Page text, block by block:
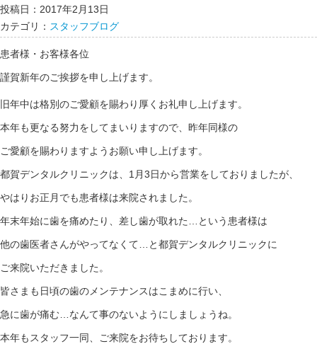
投稿日：2017年2月13日
カテゴリ： スタッフブログ
患者様・お客様各位
謹賀新年のご挨拶を申し上げます。
旧年中は格別のご愛顧を賜わり厚くお礼申し上げます。
本年も更なる努力をしてまいりますので、昨年同様の
ご愛顧を賜わりますようお願い申し上げます。
都賀デンタルクリニックは、1月3日から営業をしておりましたが、
やはりお正月でも患者様は来院されました。
年末年始に歯を痛めたり、差し歯が取れた…という患者様は
他の歯医者さんがやってなくて…と都賀デンタルクリニックに
ご来院いただきました。
皆さまも日頃の歯のメンテナンスはこまめに行い、
急に歯が痛む…なんて事のないようにしましょうね。
本年もスタッフ一同、ご来院をお待ちしております。